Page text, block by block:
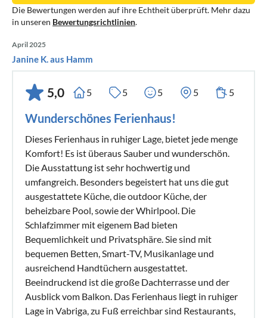
Die Bewertungen werden auf ihre Echtheit überprüft. Mehr dazu
in unseren Bewertungsrichtlinien.
April 2025
Janine K. aus Hamm
5,0 5 5 5 5 5
Wunderschönes Ferienhaus!
Dieses Ferienhaus in ruhiger Lage, bietet jede menge
Komfort! Es ist überaus Sauber und wunderschön.
Die Ausstattung ist sehr hochwertig und
umfangreich. Besonders begeistert hat uns die gut
ausgestattete Küche, die outdoor Küche, der
beheizbare Pool, sowie der Whirlpool. Die
Schlafzimmer mit eigenem Bad bieten
Bequemlichkeit und Privatsphäre. Sie sind mit
bequemen Betten, Smart-TV, Musikanlage und
ausreichend Handtüchern ausgestattet.
Beeindruckend ist die große Dachterrasse und der
Ausblick vom Balkon. Das Ferienhaus liegt in ruhiger
Lage in Vabriga, zu Fuß erreichbar sind Restaurants,